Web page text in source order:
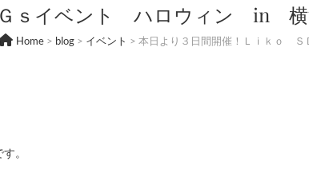
Ｇｓイベント ハロウィン in
Home > blog > イベント > 本日より３日間開催！Ｌｉｋｏ
。